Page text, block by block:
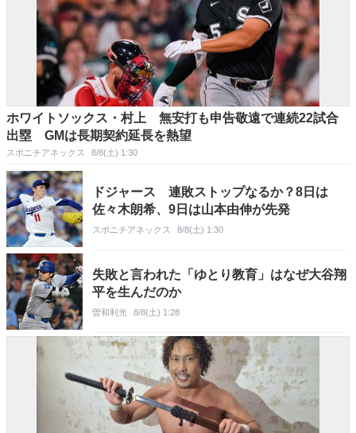
ホワイトソックス・村上 無安打も申告敬遠で連続22試合
出塁 GMは長期契約延長を熱望
スポニチアネックス 8/8(土) 1:30
ドジャース 連敗ストップなるか？8日は
佐々木朗希、9日は山本由伸が先発
スポニチアネックス 8/8(土) 1:30
失敗と言われた「ゆとり教育」はなぜ大谷翔
平を生んだのか
曽和利光 8/8(土) 1:28